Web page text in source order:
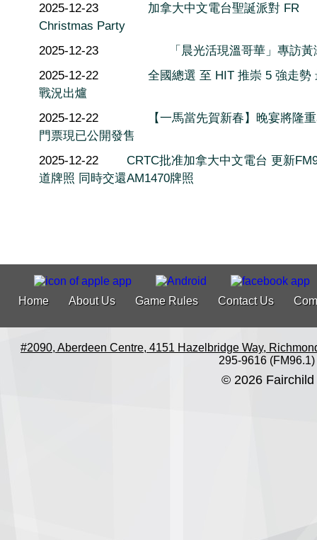
2025-12-23
加拿大中文電台聖誕派對 FR
Christmas Party
2025-12-23
「晨光活現溫哥華」專訪
2025-12-22
全國總選 至 HIT 推崇 5 強走勢
戰況出爐
2025-12-22
【一馬當先賀新春】晚宴將隆
門票現已公開發售
2025-12-22
CRTC批准加拿大中文電台 更新
道牌照 同時交還AM1470牌照
Home About Us Game Rules Contact Us
#2090, Aberdeen Centre, 4151 Hazelbridge Way,
295-9616 (FM96.1)
© 2026 Fairchild